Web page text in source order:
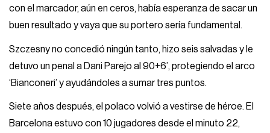
con el marcador, aún en ceros, había esperanza de sacar un
buen resultado y vaya que su portero sería fundamental.
Szczesny no concedió ningún tanto, hizo seis salvadas y le
detuvo un penal a Dani Parejo al 90+6’, protegiendo el arco
‘Bianconeri’ y ayudándoles a sumar tres puntos.
Siete años después, el polaco volvió a vestirse de héroe. El
Barcelona estuvo con 10 jugadores desde el minuto 22,